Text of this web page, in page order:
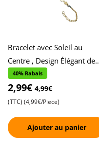
Bracelet avec Soleil au
Centre , Design Élégant de
Soleil avec Accents de Fleurs
de Chaque Côté , Pa
40% Rabais
2,99€ 4,99€
(TTC) (4,99€/Piece)
Ajouter au panier